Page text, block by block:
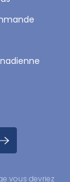
vous devriez